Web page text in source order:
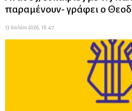
παραμένουν- γράφει ο
13 Ιουλίου 2026, 18:47